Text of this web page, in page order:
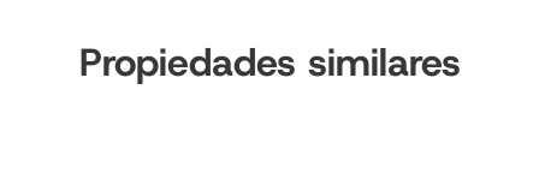
Propiedades similares